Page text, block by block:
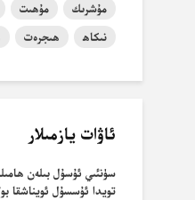
مۇشرىك
مۇھىت
نىكاھ
ھىجرەت
ئاۋات يازمىلار
سۈنئىي ئۇسۇل بىلەن
تويدا ئۇسسۇل ئويناشقا